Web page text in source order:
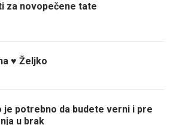
za novopečene tate
♥ Željko
je potrebno da budete verni i pre
u brak